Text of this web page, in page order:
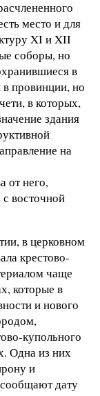
место и для
XI и XII
соборы, но
в
провинции, но
в которых,
здания
на
от него,
с восточной
в церковном
крестово-
чаще
которые в
и нового
купольного
Одна из них
и
дату